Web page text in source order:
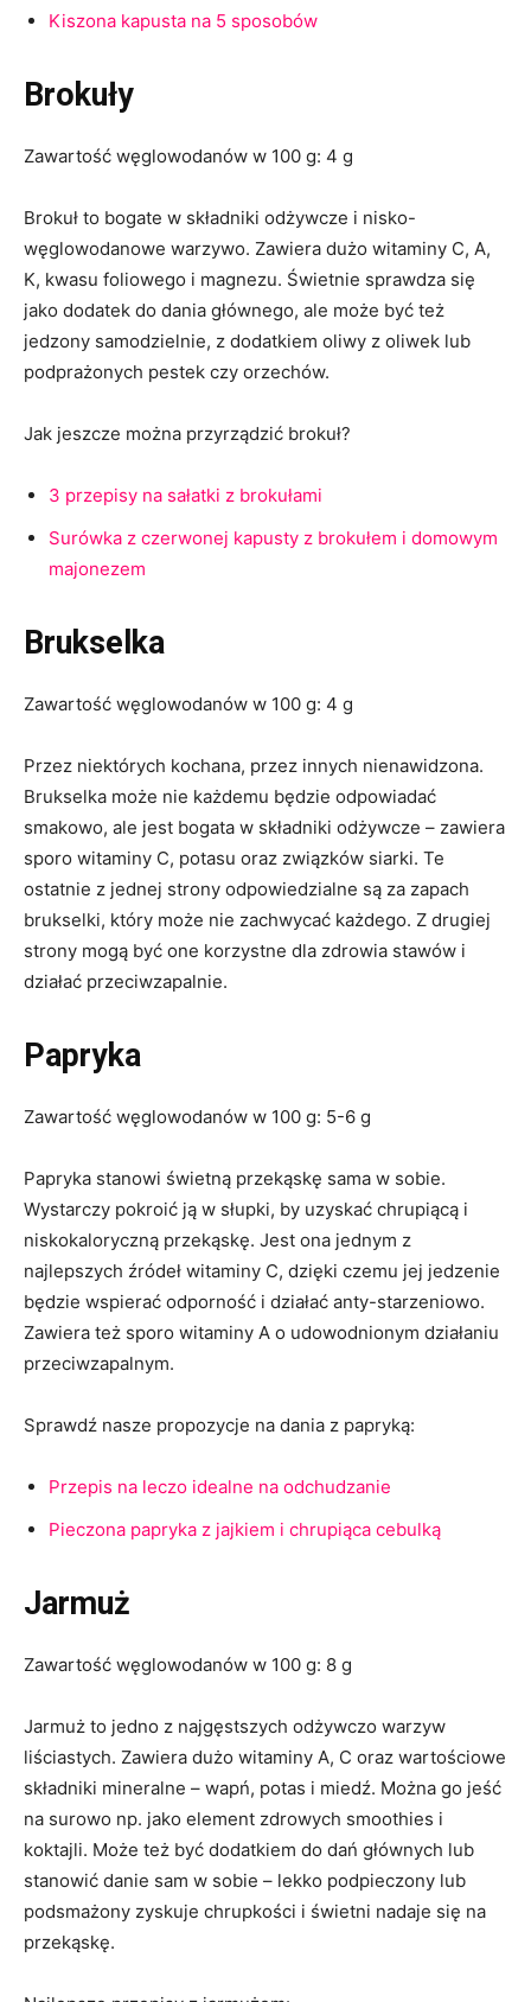
Kiszona kapusta na 5 sposobów
Brokuły
Zawartość węglowodanów w 100 g: 4 g
Brokuł to bogate w składniki odżywcze i nisko-
węglowodanowe warzywo. Zawiera dużo witaminy C, A,
K, kwasu foliowego i magnezu. Świetnie sprawdza się
jako dodatek do dania głównego, ale może być też
jedzony samodzielnie, z dodatkiem oliwy z oliwek lub
podprażonych pestek czy orzechów.
Jak jeszcze można przyrządzić brokuł?
3 przepisy na sałatki z brokułami
Surówka z czerwonej kapusty z brokułem i domowym
majonezem
Brukselka
Zawartość węglowodanów w 100 g: 4 g
Przez niektórych kochana, przez innych nienawidzona.
Brukselka może nie każdemu będzie odpowiadać
smakowo, ale jest bogata w składniki odżywcze – zawiera
sporo witaminy C, potasu oraz związków siarki. Te
ostatnie z jednej strony odpowiedzialne są za zapach
brukselki, który może nie zachwycać każdego. Z drugiej
strony mogą być one korzystne dla zdrowia stawów i
działać przeciwzapalnie.
Papryka
Zawartość węglowodanów w 100 g: 5-6 g
Papryka stanowi świetną przekąskę sama w sobie.
Wystarczy pokroić ją w słupki, by uzyskać chrupiącą i
niskokaloryczną przekąskę. Jest ona jednym z
najlepszych źródeł witaminy C, dzięki czemu jej jedzenie
będzie wspierać odporność i działać anty-starzeniowo.
Zawiera też sporo witaminy A o udowodnionym działaniu
przeciwzapalnym.
Sprawdź nasze propozycje na dania z papryką:
Przepis na leczo idealne na odchudzanie
Pieczona papryka z jajkiem i chrupiąca cebulką
Jarmuż
Zawartość węglowodanów w 100 g: 8 g
Jarmuż to jedno z najgęstszych odżywczo warzyw
liściastych. Zawiera dużo witaminy A, C oraz wartościowe
składniki mineralne – wapń, potas i miedź. Można go jeść
na surowo np. jako element zdrowych smoothies i
koktajli. Może też być dodatkiem do dań głównych lub
stanowić danie sam w sobie – lekko podpieczony lub
podsmażony zyskuje chrupkości i świetni nadaje się na
przekąskę.